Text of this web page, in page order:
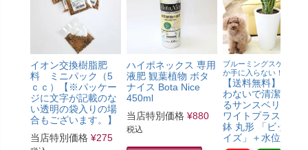
イオン交換樹脂肥
料 ミニパック（5
ｃｃ）【※パッケー
ジに文字が記載のな
い透明の袋入りの場
合もございます。】
当店特別価格 ¥275
ハイポネックス 専用
液肥 観葉植物 ボタ
ナイス Bota Nice
450ml
当店特別価格 ¥880
税込
ブルーミングスケープで
か手に入らない！
【送料無料】土を
わないで清潔感も
るサンスベリア・
ワイトプラスチッ
鉢 丸形 「ビッグサ
イズ」＋水位計付